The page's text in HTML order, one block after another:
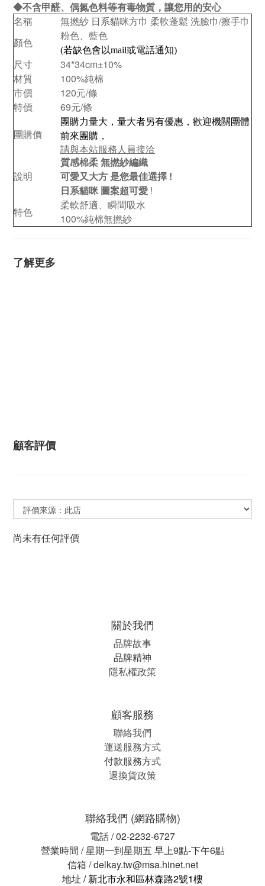
◆不含甲醛、偶氮色料等有毒物質，讓您用的安心
名稱
無撚紗 日系貓咪方巾 柔軟蓬鬆 洗臉巾/擦手巾
顏色
粉色、藍色
(若缺色會以mail或電話通知)
尺寸 34*34cm±10%
材質
100%純棉
市價
120元/條
特價
69元/條
團購價
團購力量大，量大者另有優惠，歡迎機關團體
前來團購，
請與本站服務人員接洽
說明
質感棉柔 無撚紗編織
可愛又大方 是您最佳選擇 !
日系貓咪 圖案超可愛 !
特色
柔軟舒適、瞬間吸水
100%純棉無撚紗
了解更多
顧客評價
尚未有任何評價
關於我們
品牌故事
品牌精神
隱私權政策
顧客服務
聯絡我們
運送服務方式
付款服務方式
退換貨政策
聯絡我們 (網路購物)
電話 / 02-2232-6727
營業時間 / 星期一到星期五 早上9點-下午6點
信箱 / delkay.tw@msa.hinet.net
地址 / 新北市永和區林森路2號1樓